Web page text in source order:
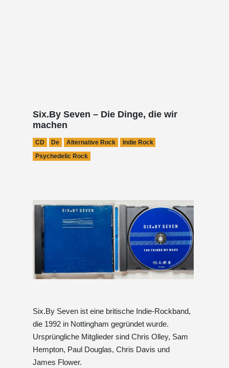
Six.By Seven – Die Dinge, die wir
machen
CD De Alternative Rock
Indie Rock
Psychedelic Rock
Six.By Seven ist eine britische Indie-Rockband,
die 1992 in Nottingham gegründet wurde.
Ursprüngliche Mitglieder sind Chris Olley, Sam
Hempton, Paul Douglas, Chris Davis und
James Flower.